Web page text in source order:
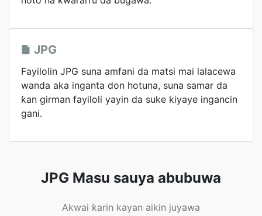
JPG
Fayilolin JPG suna amfani da matsi mai lalacewa
wanda aka inganta don hotuna, suna samar da
ƙan girman fayiloli yayin da suke kiyaye ingancin
gani.
JPG Masu sauya abubuwa
Akwai ƙarin kayan aikin juyawa